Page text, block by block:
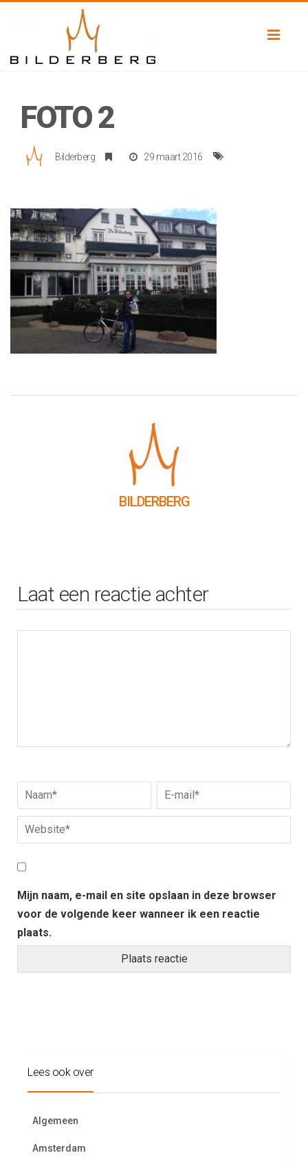
FOTO 2
Bilderberg 29 maart 2016
BILDERBERG
Laat een reactie achter
Mijn naam, e-mail en site opslaan in deze browser
voor de volgende keer wanneer ik een reactie
plaats.
Lees ook over
Algemeen
Amsterdam